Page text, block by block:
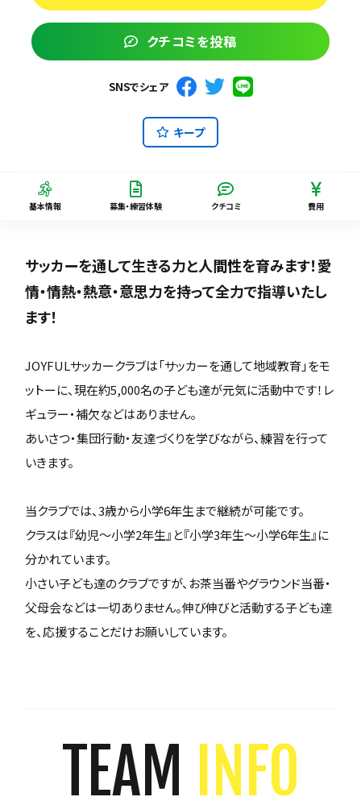
クチコミを投稿
SNSでシェア
キープ
基本情報 募集・練習体験 クチコミ 費用
サッカーを通して生きる力と人間性を育みます！愛
情・情熱・熱意・意思力を持って全力で指導いたし
ます！
JOYFULサッカークラブは「サッカーを通して地域教育」をモ
ットーに、現在約5,000名の子ども達が元気に活動中です！レ
ギュラー・補欠などはありません。
あいさつ・集団行動・友達づくりを学びながら、練習を行って
いきます。
当クラブでは、3歳から小学6年生まで継続が可能です。
クラスは『幼児～小学2年生』と『小学3年生～小学6年生』に
分かれています。
小さい子ども達のクラブですが、お茶当番やグラウンド当番・
父母会などは一切ありません。伸び伸びと活動する子ども達
を、応援することだけお願いしています。
TEAM INFO